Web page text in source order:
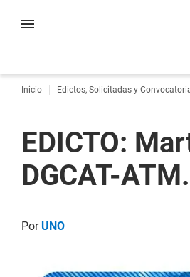
Inicio Edictos, Solicitadas y
EDICTO:
DGCAT-ATM.
PorUNO